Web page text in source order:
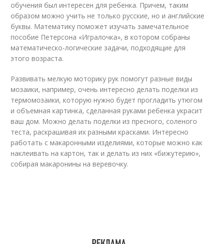
обучения был интересен для ребенка. Причем, таким
образом можно учить не только русские, но и английские
буквы. Математику поможет изучать замечательное
пособие Петерсона «Игралочка», в котором собраны
математическо-логические задачи, подходящие для
этого возраста.
Развивать мелкую моторику рук помогут разные виды
мозаики, например, очень интересно делать поделки из
термомозаики, которую нужно будет прогладить утюгом
и объемная картинка, сделанная руками ребенка украсит
ваш дом. Можно делать поделки из пресного, соленого
теста, раскрашивая их разными красками. Интересно
работать с макаронными изделиями, которые можно как
наклеивать на картон, так и делать из них «бижутерию»,
собирая макаронины на веревочку.